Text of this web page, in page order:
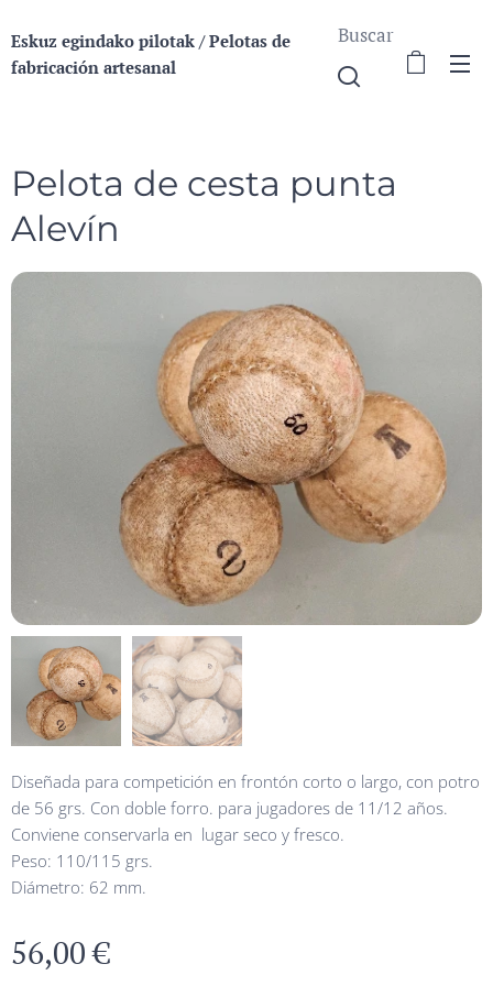
Eskuz egindako pilotak / Pelotas de
fabricación artesanal
Buscar
Pelota de cesta punta
Alevín
Diseñada para competición en frontón corto o largo, con potro
de 56 grs. Con doble forro. para jugadores de 11/12 años.
Conviene conservarla en lugar seco y fresco.
Peso: 110/115 grs.
Diámetro: 62 mm.
56,00€